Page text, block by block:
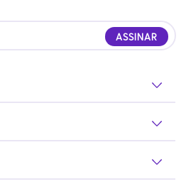
ASSINAR